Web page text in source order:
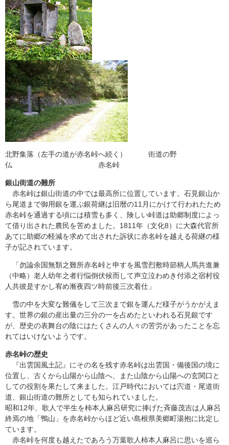
北野集落（左手の道が赤名峠へ続く） 街道の野
仏 赤名峠
銀山街道の難所
赤名峠は銀山街道の中では最高所に位置しています。石見銀山か
ら尾道まで御用銀を運ぶ銀荷継は旧暦の11月にかけて行われたため
赤名峠を通過する頃には積雪も多く、険しい峠道は助郷制度によっ
て借り出された農民を苦めました。1811年（文化8）に大森代官所
あてに助郷の軽減を求めて出された訴状に赤名峠を越える荷継の様
子が記されています。
「勿論余国無類之難所赤名峠と申すを風雪烈敷時節柄人馬共進兼
（中略）老人幼年之者行悩倒伏候而して声立泣わめき付添之宿村役
人共彼是すかし宥め漸夜四ツ時前後三次着仕」
雪の中を大変な難儀をして三次まで銀を運んだ様子がうかがえま
す。世界の銀の産出量の三分の一を占めたといわれる石見銀です
が、歴史の表舞台の陰にはたくさんの人々の苦労があったことを忘
れてはいけないようです。
赤名峠の歴史
『出雲国風土記』にその名を残す赤名峠は出雲国・備後国の境に
位置し、古くから山陽から山陰へ、また山陰から山陽への玄関口と
しての役割を果たして来ました。江戸時代においては宍道・尾道街
道、銀山街道の難所としても知られていました。
昭和12年、歌人で半生を柿本人麻呂研究に捧げた斉藤茂吉は人麻呂
終焉の地「鴨山」を赤名峠からほど近い島根県美郷町湯抱に比定し
ています。
赤名峠を何度も越えたであろう万葉歌人柿本人麻呂に思いを巡ら